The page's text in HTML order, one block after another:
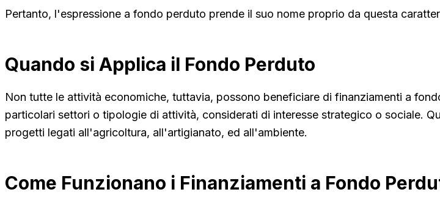
Pertanto, l'espressione a fondo perduto prende il suo nome proprio da questa
Quando si Applica il Fondo Perduto
Non tutte le attività economiche, tuttavia, possono beneficiare di finanziamenti a
particolari settori o tipologie di attività, considerati di interesse strategico o sociale.
progetti legati all'agricoltura, all'artigianato, ed all'ambiente.
Come Funzionano i Finanziamenti a Fondo